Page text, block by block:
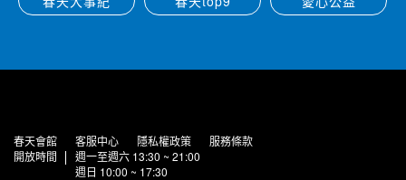
春天會館 客服中心 隱私權政策
服務條款
開放時間
週一至週六 13:30 ~ 21:00
週日 10:00 ~ 17:30